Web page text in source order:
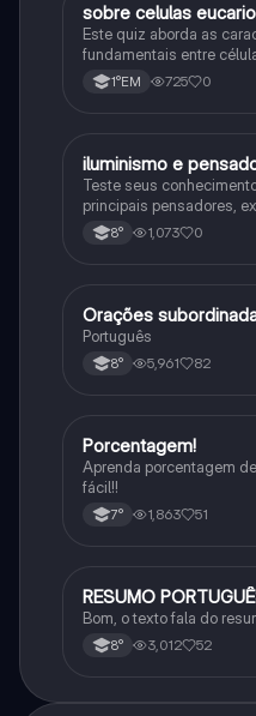
Biologia
sobre celulas
Este quiz aborda as
fundamentais entre
procariontes.
1°EM 725 0
História
iluminismo e
Teste seus
principais pensadores,
impacto histórico.
8° 1,073 0
Português
Orações
Português
8° 5,961 82
Matematica
Porcentagem!
Aprenda porcentagem
fácil!!
7° 1,863 51
Português
RESUMO
Bom, o texto fala do
8° 3,012 52